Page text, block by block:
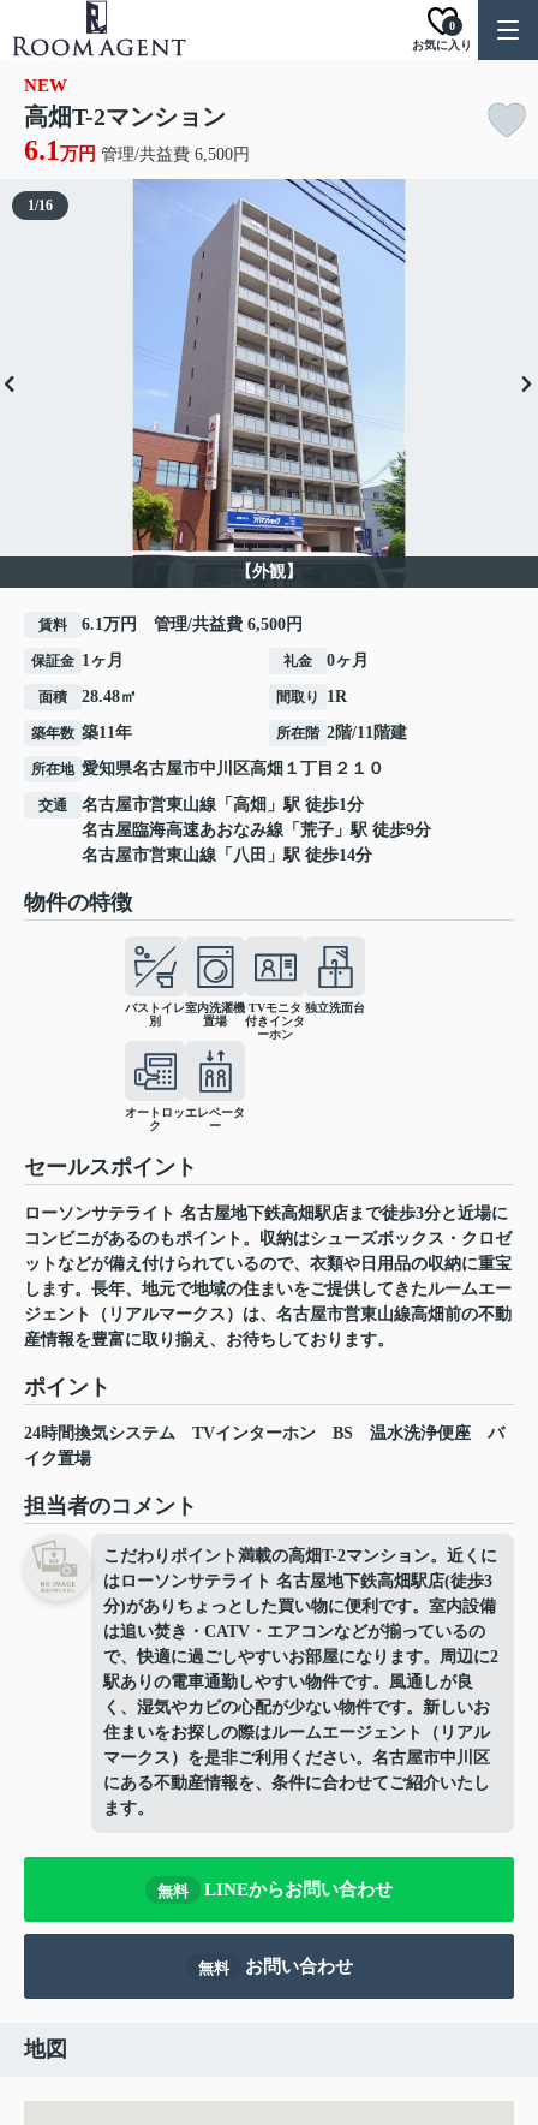
お気に入り
0
NEW
高畑T-2マンション
6.1万円 管理/共益費 6,500円
【外観】
1/16
賃料 6.1万円 管理/共益費 6,500円
保証金 1ヶ月 礼金 0ヶ月
面積 28.48㎡ 間取り 1R
築年数 築11年 所在階 2階/11階建
所在地 愛知県名古屋市中川区高畑 １丁目２１０
交通 名古屋市営東山線 「 高畑 」駅 徒歩1分
名古屋臨海高速あおなみ線 「 荒子 」駅 徒歩9分
名古屋市営東山線 「 八田 」駅 徒歩14分
物件の特徴
バストイレ
別
室内洗濯機
置場
TVモニタ
付きインタ
ーホン
独立洗面台
オートロッ
ク
エレベータ
ー
セールスポイント
ローソンサテライト 名古屋地下鉄高畑駅店まで徒歩3分と近場に
コンビニがあるのもポイント。収納はシューズボックス・クロゼ
ットなどが備え付けられているので、衣類や日用品の収納に重宝
します。長年、地元で地域の住まいをご提供してきたルームエー
ジェント（リアルマークス）は、名古屋市営東山線高畑前の不動
産情報を豊富に取り揃え、お待ちしております。
ポイント
24時間換気システム TVインターホン BS 温水洗浄便座
バ
イク置場
担当者のコメント
こだわりポイント満載の高畑T-2マンション。近くに
はローソンサテライト 名古屋地下鉄高畑駅店(徒歩3
分)がありちょっとした買い物に便利です。室内設備
は追い焚き・CATV・エアコンなどが揃っているの
で、快適に過ごしやすいお部屋になります。周辺に2
駅ありの電車通勤しやすい物件です。風通しが良
く、湿気やカビの心配が少ない物件です。新しいお
住まいをお探しの際はルームエージェント（リアル
マークス）を是非ご利用ください。名古屋市中川区
にある不動産情報を、条件に合わせてご紹介いたし
ます。
無料 LINEからお問い合わせ
無料 お問い合わせ
地図